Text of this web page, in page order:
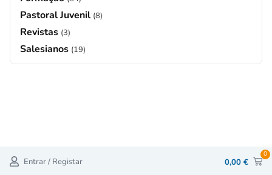
Pastoral Juvenil (8)
Revistas (3)
Salesianos (19)
Entrar / Registar 0,00 €
0